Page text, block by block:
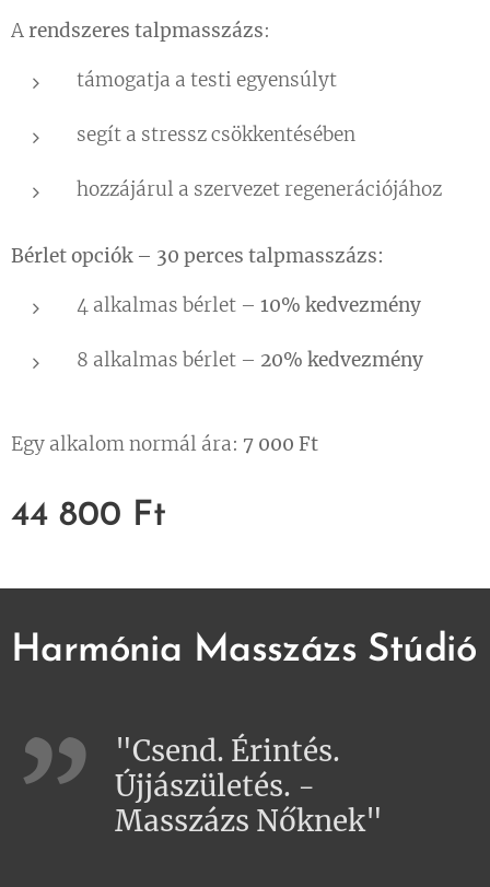
Arendszeres talpmasszázs:
támogatja a testi egyensúlyt
segít a stressz csökkentésében
hozzájárul a szervezet regenerációjához
Bérlet opciók – 30 perces talpmasszázs:
4 alkalmas bérlet – 10% kedvezmény
8 alkalmas bérlet – 20% kedvezmény
Egy alkalom normál ára: 7 000 Ft
44 800 Ft
Harmónia Masszázs Stúdió
"Csend. Érintés.
Újjászületés. -
Masszázs Nőknek"